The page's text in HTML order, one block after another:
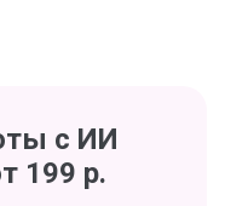
с ИИ
199 р.